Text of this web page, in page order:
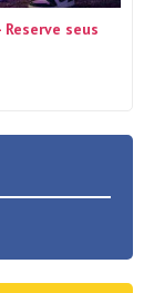
seus